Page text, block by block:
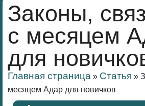
Законы,
с месяцем
для
Главная страница » Статья »
месяцем Адар для новичков